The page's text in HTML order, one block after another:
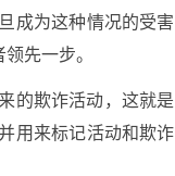
成为这种情况的受害
先一步。
的欺诈活动，这就是
用来标记活动和欺诈